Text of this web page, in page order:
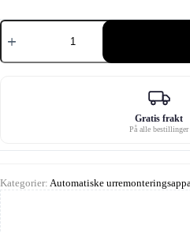
Urrem
Trunk
Gratis frakt
På alle bestillinger
Kategorier: Automatiske